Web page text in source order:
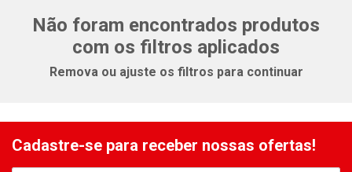
Não foram encontrados produtos
com os filtros aplicados
Remova ou ajuste os filtros para continuar
Cadastre-se para receber nossas ofertas!